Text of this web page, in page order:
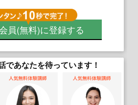
員(無料)に登録する
であなたを待っています！